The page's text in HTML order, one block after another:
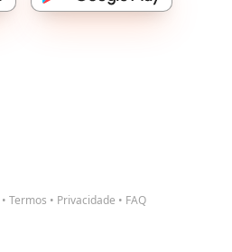
• Termos • Privacidade • FAQ